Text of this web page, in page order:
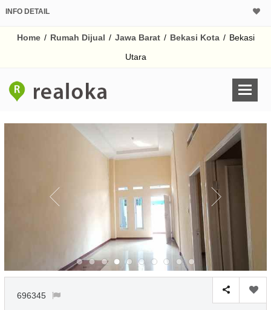
INFO DETAIL
Home / Rumah Dijual / Jawa Barat / Bekasi Kota / Bekasi
Utara
696345
Harga Rp
% /th
Untuk hasil simulasi
pada kotak-
Simpan